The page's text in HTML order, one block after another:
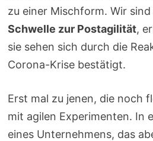
zu einer Mischform. Wir
Schwelle zur Postagilität,
sie sehen sich durch die
Corona-Krise bestätigt.
Erst mal zu jenen, die noch
mit agilen Experimenten. In
eines Unternehmens, das